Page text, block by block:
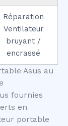
Réparation
Ventilateur
bruyant /
encrassé
Asus au
fournies
en
portable